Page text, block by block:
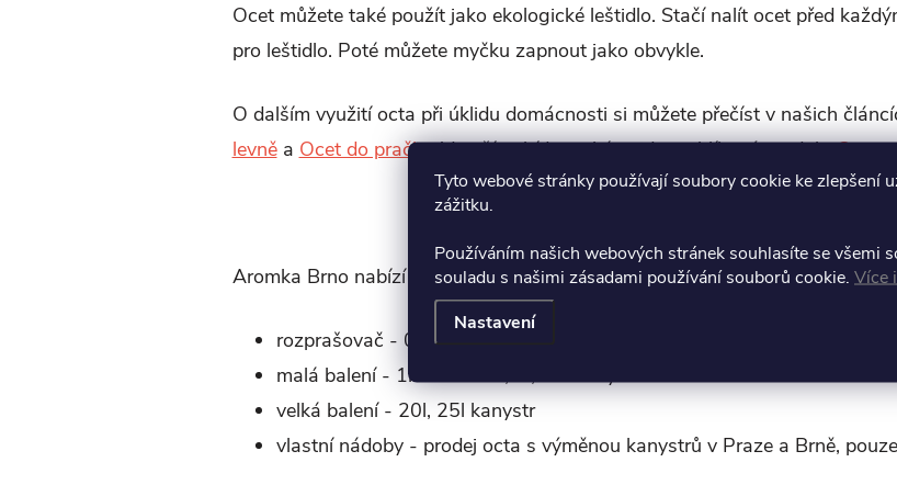
Tyto webové stránky používají soubory cookie ke zlepšení
zážitku.
Používáním našich webových stránek souhlasíte se všemi
souladu s našimi zásadami používání souborů cookie. Více
Nastavení
Ocet můžete také použít jako ekologické leštidlo. Stačí nalít ocet před
pro leštidlo. Poté můžete myčku zapnout jako obvykle.
O dalším využití octa při úklidu domácnosti si můžete přečíst v našich
levněa Ocet do pračky. V naší nabídce také najdete oblíbený produktOcet
Aromka Brno nabízí bílý ocetv několika variantách balení:
rozprašovač - 0,5 l
malá balení - 1l PET láhev, 5l, 10l kanystr
velká balení - 20l, 25l kanystr
vlastní nádoby - prodej octa s výměnou kanystrů v Praze a Brně,